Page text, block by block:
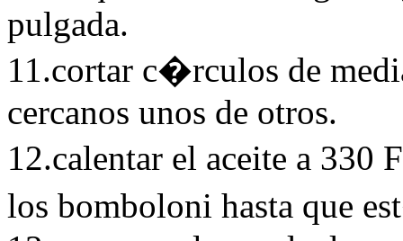
pulgada.
11.cortar c�rculos de
cercanos unos de otros.
12.calentar el aceite a
los bomboloni hasta que